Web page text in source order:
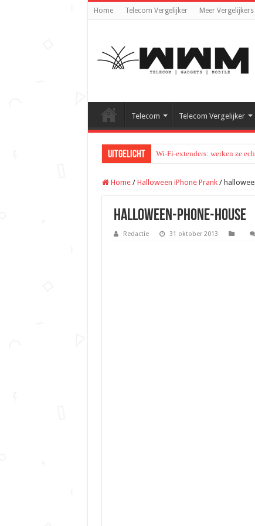
Home Telecom Vergelijker Meer Vergelijkers
Telecom Telecom Vergelijker
Uitgelicht Wi-Fi-extenders: werken ze
Home / Halloween iPhone Prank /
halloween-phone-house
Redactie 31 oktober 2013